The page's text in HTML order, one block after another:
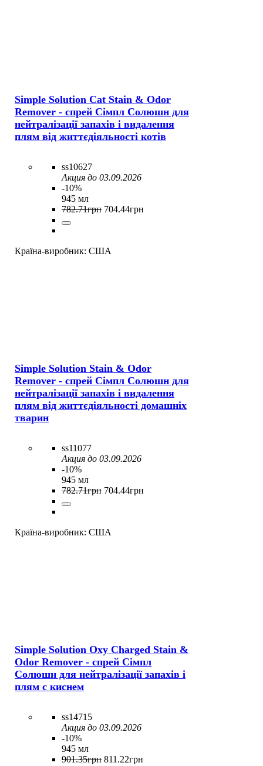
Simple Solution Cat Stain & Odor
Remover - спрей Сімпл Солюшн для
нейтралізації запахів і видалення
плям від життєдіяльності котів
ss10627
Акция до 03.09.2026
-10%
945 мл
782.71грн 704.44грн
Країна-виробник: США
Simple Solution Stain & Odor
Remover - спрей Сімпл Солюшн для
нейтралізації запахів і видалення
плям від життєдіяльності домашніх
тварин
ss11077
Акция до 03.09.2026
-10%
945 мл
782.71грн 704.44грн
Країна-виробник: США
Simple Solution Oxy Charged Stain &
Odor Remover - спрей Сімпл
Солюшн для нейтралізації запахів і
плям c киснем
ss14715
Акция до 03.09.2026
-10%
945 мл
901.35грн 811 .22грн